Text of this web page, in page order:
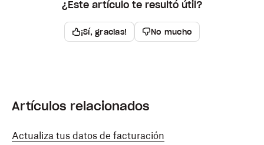
¿Este artículo te resultó útil?
¡Sí, gracias! No mucho
Artículos relacionados
Actualiza tus datos de facturación